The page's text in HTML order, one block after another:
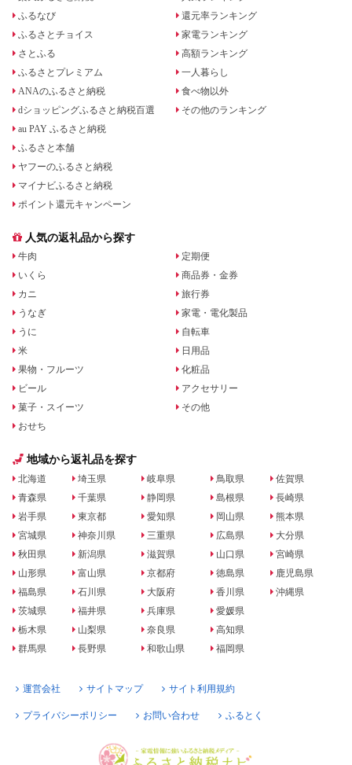
ふるなび
ふるさとチョイス
さとふる
ふるさとプレミアム
ANAのふるさと納税
dショッピングふるさと納税百選
au PAY ふるさと納税
ふるさと本舗
ヤフーのふるさと納税
マイナビふるさと納税
ポイント還元キャンペーン
還元率ランキング
家電ランキング
高額ランキング
一人暮らし
食べ物以外
その他のランキング
人気の返礼品から探す
牛肉
いくら
カニ
うなぎ
うに
米
果物・フルーツ
ビール
菓子・スイーツ
おせち
定期便
商品券・金券
旅行券
家電・電化製品
自転車
日用品
化粧品
アクセサリー
その他
地域から返礼品を探す
北海道
青森県
岩手県
宮城県
秋田県
山形県
福島県
茨城県
栃木県
群馬県
埼玉県
千葉県
東京都
神奈川県
新潟県
富山県
石川県
福井県
山梨県
長野県
岐阜県
静岡県
愛知県
三重県
滋賀県
京都府
大阪府
兵庫県
奈良県
和歌山県
鳥取県
島根県
岡山県
広島県
山口県
徳島県
香川県
愛媛県
高知県
福岡県
佐賀県
長崎県
熊本県
大分県
宮崎県
鹿児島県
沖縄県
運営会社 サイトマップ サイト利用規約
プライバシーポリシー お問い合わせ ふるとく